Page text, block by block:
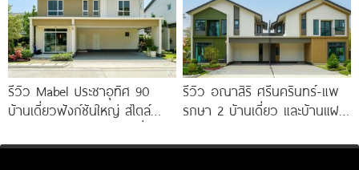
รีวิว Mabel ประชาอุทิศ 90
บ้านเดี่ยวฟังก์ชันใหญ่ สไตล์
ต่อพระราม 3-สาทร
รีวิว อณาสิริ ศรีนครินทร์-แพ
รกษา 2 บ้านเดี่ยว และบ้านแฝด